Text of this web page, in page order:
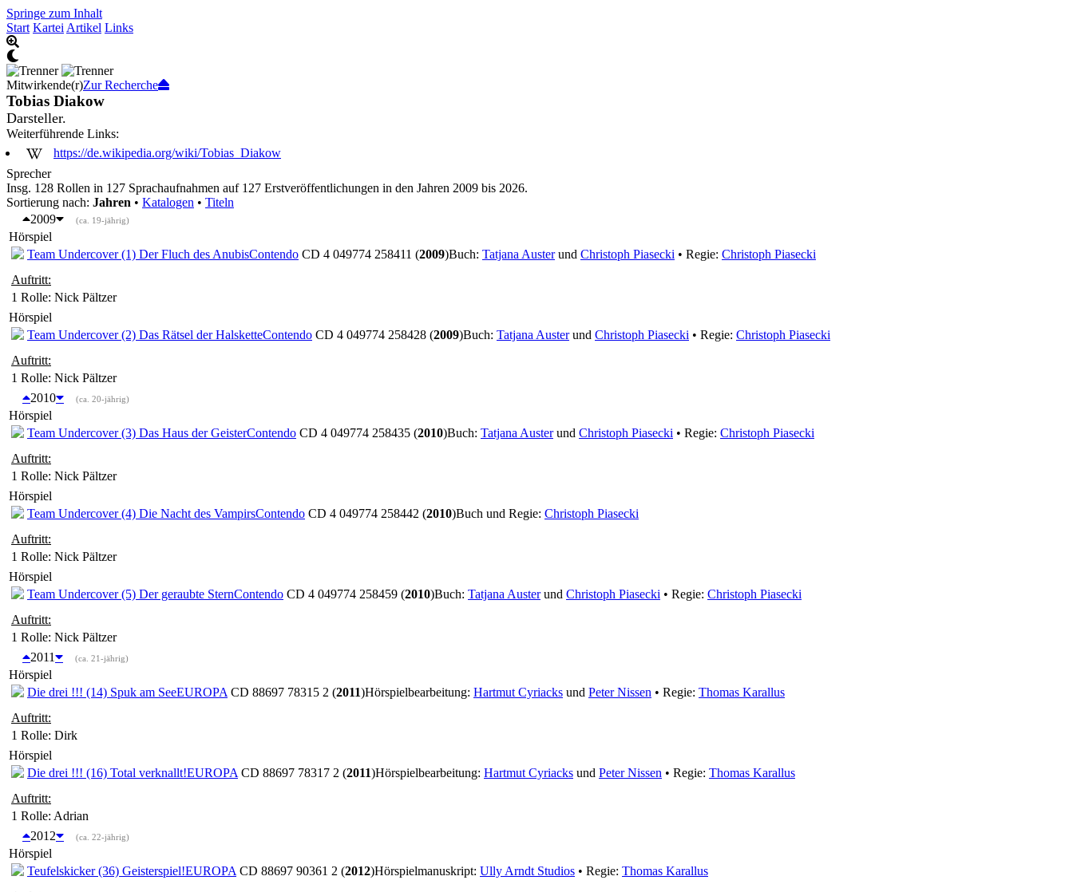
Springe zum Inhalt
Start Kartei Artikel Links
Mitwirkende(r)Zur Recherche
Tobias Diakow
Darsteller.
Weiterführende Links:
https://de.wikipedia.org/wiki/Tobias_Diakow
Sprecher
Insg. 128 Rollen in 127 Sprachaufnahmen auf 127 Erstveröffentlichungen in den Jahren 2009 bis 2026.
Sortierung nach: Jahren • Katalogen • Titeln
2009
(ca. 19-jährig)
Hörspiel
Team Undercover (1) Der Fluch des AnubisContendo CD 4 049774 258411 (2009)Buch: Tatjana Austerund Christoph Piasecki • Regie: Christoph Piasecki
Auftritt:
1 Rolle: Nick Pältzer
Hörspiel
Team Undercover (2) Das Rätsel der HalsketteContendo CD 4 049774 258428 (2009)Buch: Tatjana Austerund Christoph Piasecki • Regie: Christoph Piasecki
Auftritt:
1 Rolle: Nick Pältzer
2010
(ca. 20-jährig)
Hörspiel
Team Undercover (3) Das Haus der GeisterContendo CD 4 049774 258435 (2010)Buch: Tatjana Austerund Christoph Piasecki • Regie: Christoph Piasecki
Auftritt:
1 Rolle: Nick Pältzer
Hörspiel
Team Undercover (4) Die Nacht des VampirsContendo CD 4 049774 258442 (2010)Buch und Regie: Christoph Piasecki
Auftritt:
1 Rolle: Nick Pältzer
Hörspiel
Team Undercover (5) Der geraubte SternContendo CD 4 049774 258459 (2010)Buch: Tatjana Austerund Christoph Piasecki • Regie: Christoph Piasecki
Auftritt:
1 Rolle: Nick Pältzer
2011
(ca. 21-jährig)
Hörspiel
Die drei !!! (14) Spuk am SeeEUROPA CD 88697 78315 2 (2011)Hörspielbearbeitung: Hartmut Cyriacks und Peter Nissen • Regie: Thomas Karallus
Auftritt:
1 Rolle: Dirk
Hörspiel
Die drei !!! (16) Total verknallt!EUROPA CD 88697 78317 2 (2011)Hörspielbearbeitung: Hartmut Cyriacks und Peter Nissen • Regie: Thomas Karallus
Auftritt:
1 Rolle: Adrian
2012
(ca. 22-jährig)
Hörspiel
Teufelskicker (36) Geisterspiel!EUROPA CD 88697 90361 2 (2012)Hörspielmanuskript: Ully Arndt Studios • Regie: Thomas Karallus